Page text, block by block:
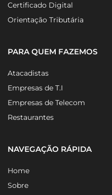
Certificado Digital
Orientação Tributária
PARA QUEM FAZEMOS
Atacadistas
Empresas de T.I
Empresas de Telecom
Restaurantes
NAVEGAÇÃO RÁPIDA
Home
Sobre